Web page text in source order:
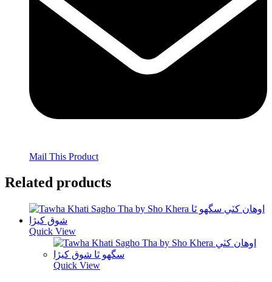
Mail This Product
Related products
Quick View
Quick View